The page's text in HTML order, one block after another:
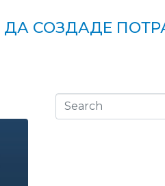
СОЗДАДЕ